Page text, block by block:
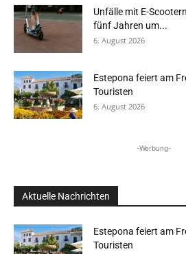
Unfälle mit E-
fünf Jahren um...
6. August 2026
Estepona feiert am
Touristen
6. August 2026
-Werbung-
Aktuelle Nachrichten
Estepona feiert am
Touristen